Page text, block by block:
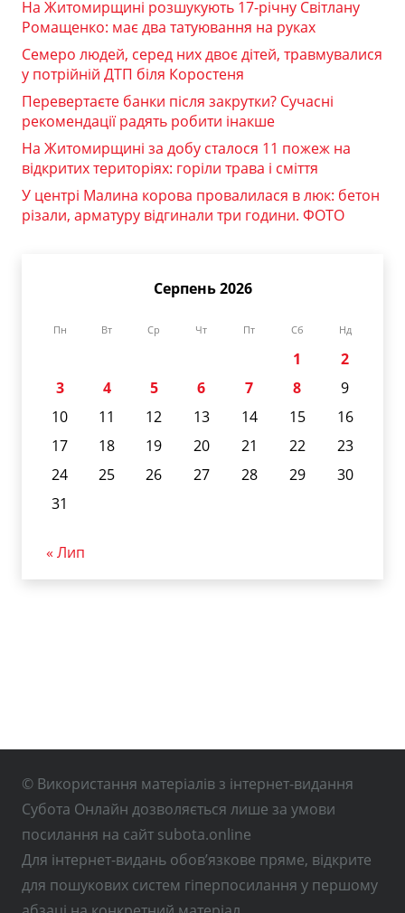
На Житомирщині розшукують 17-річну Світлану
Ромащенко: має два татуювання на руках
Семеро людей, серед них двоє дітей, травмувалися
у потрійній ДТП біля Коростеня
Перевертаєте банки після закрутки? Сучасні
рекомендації радять робити інакше
На Житомирщині за добу сталося 11 пожеж на
відкритих територіях: горіли трава і сміття
У центрі Малина корова провалилася в люк: бетон
різали, арматуру відгинали три години. ФОТО
Серпень 2026
Пн Вт Ср Чт Пт Сб Нд
1
2
3
4 5 6 7 8
9
10
11 12 13 14 15
16
17
18 19 20 21 22
23
24
25 26 27 28 29
30
31
« Лип
© Використання матеріалів з інтернет-видання
Субота Онлайн дозволяється лише за умови
посилання на сайт subota.online
Для інтернет-видань обов’язкове пряме, відкрите
для пошукових систем гіперпосилання у першому